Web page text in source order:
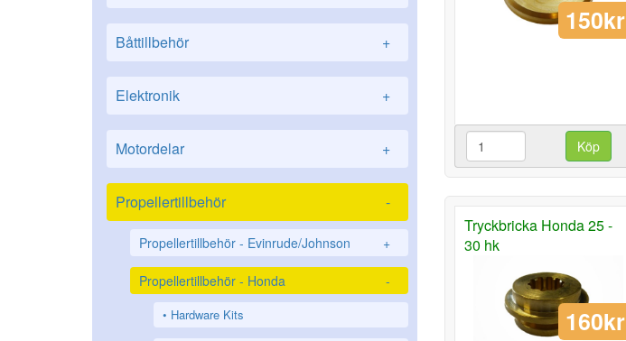
Båttillbehör +
Elektronik +
Motordelar +
Propellertillbehör -
Propellertillbehör - Evinrude/Johnson +
Propellertillbehör - Honda -
Hardware Kits
150kr
Köp
Tryckbricka Honda 25 -
30 hk
160kr